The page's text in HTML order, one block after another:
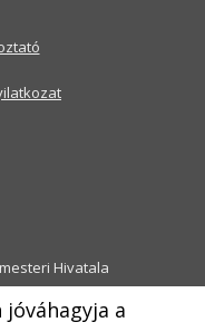
a
Hivatala
1.
31